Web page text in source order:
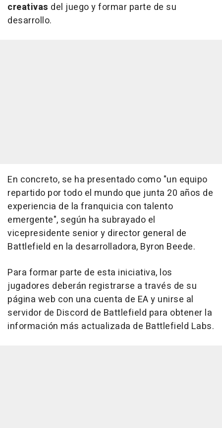
creativas del juego y formar parte de su
desarrollo.
En concreto, se ha presentado como "un equipo
repartido por todo el mundo que junta 20 años de
experiencia de la franquicia con talento
emergente", según ha subrayado el
vicepresidente senior y director general de
Battlefield en la desarrolladora, Byron Beede.
Para formar parte de esta iniciativa, los
jugadores deberán registrarse a través de su
página web con una cuenta de EA y unirse al
servidor de Discord de Battlefield para obtener la
información más actualizada de Battlefield Labs.